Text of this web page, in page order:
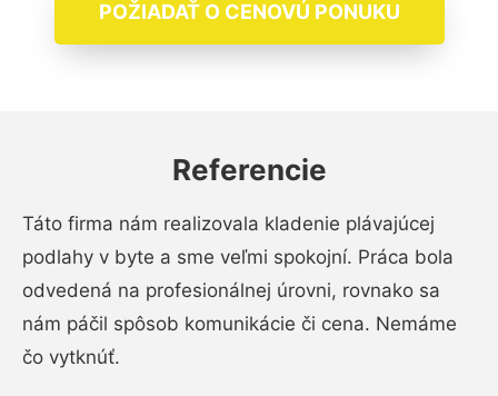
POŽIADAŤ O CENOVÚ PONUKU
Referencie
Táto firma nám realizovala kladenie plávajúcej
podlahy v byte a sme veľmi spokojní. Práca bola
odvedená na profesionálnej úrovni, rovnako sa
nám páčil spôsob komunikácie či cena. Nemáme
čo vytknúť.